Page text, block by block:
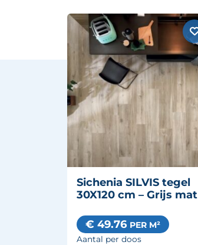
Sichenia SILVIS tegel
30X120 cm – Grijs mat
€ 49.76 PER M²
Aantal per doos